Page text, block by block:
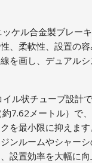
ケル合金製ブレー
、柔軟性、設置の
を画し、デュアル
ル状チューブ設計
7.62メートル）で
を最小限に抑えま
ンルームやシャー
設置効率を大幅に向